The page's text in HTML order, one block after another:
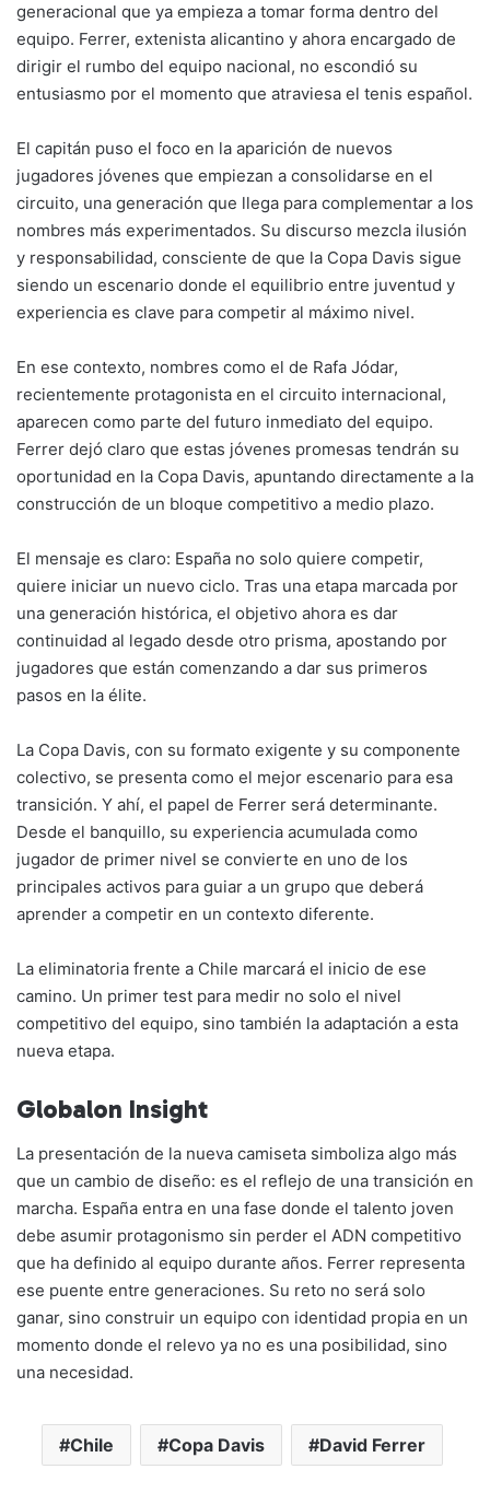
generacional que ya empieza a tomar forma dentro del
equipo. Ferrer, extenista alicantino y ahora encargado de
dirigir el rumbo del equipo nacional, no escondió su
entusiasmo por el momento que atraviesa el tenis español.
El capitán puso el foco en la aparición de nuevos
jugadores jóvenes que empiezan a consolidarse en el
circuito, una generación que llega para complementar a los
nombres más experimentados. Su discurso mezcla ilusión
y responsabilidad, consciente de que la Copa Davis sigue
siendo un escenario donde el equilibrio entre juventud y
experiencia es clave para competir al máximo nivel.
En ese contexto, nombres como el de Rafa Jódar,
recientemente protagonista en el circuito internacional,
aparecen como parte del futuro inmediato del equipo.
Ferrer dejó claro que estas jóvenes promesas tendrán su
oportunidad en la Copa Davis, apuntando directamente a la
construcción de un bloque competitivo a medio plazo.
El mensaje es claro: España no solo quiere competir,
quiere iniciar un nuevo ciclo. Tras una etapa marcada por
una generación histórica, el objetivo ahora es dar
continuidad al legado desde otro prisma, apostando por
jugadores que están comenzando a dar sus primeros
pasos en la élite.
La Copa Davis, con su formato exigente y su componente
colectivo, se presenta como el mejor escenario para esa
transición. Y ahí, el papel de Ferrer será determinante.
Desde el banquillo, su experiencia acumulada como
jugador de primer nivel se convierte en uno de los
principales activos para guiar a un grupo que deberá
aprender a competir en un contexto diferente.
La eliminatoria frente a Chile marcará el inicio de ese
camino. Un primer test para medir no solo el nivel
competitivo del equipo, sino también la adaptación a esta
nueva etapa.
Globalon Insight
La presentación de la nueva camiseta simboliza algo más
que un cambio de diseño: es el reflejo de una transición en
marcha. España entra en una fase donde el talento joven
debe asumir protagonismo sin perder el ADN competitivo
que ha definido al equipo durante años. Ferrer representa
ese puente entre generaciones. Su reto no será solo
ganar, sino construir un equipo con identidad propia en un
momento donde el relevo ya no es una posibilidad, sino
una necesidad.
Chile Copa Davis David Ferrer